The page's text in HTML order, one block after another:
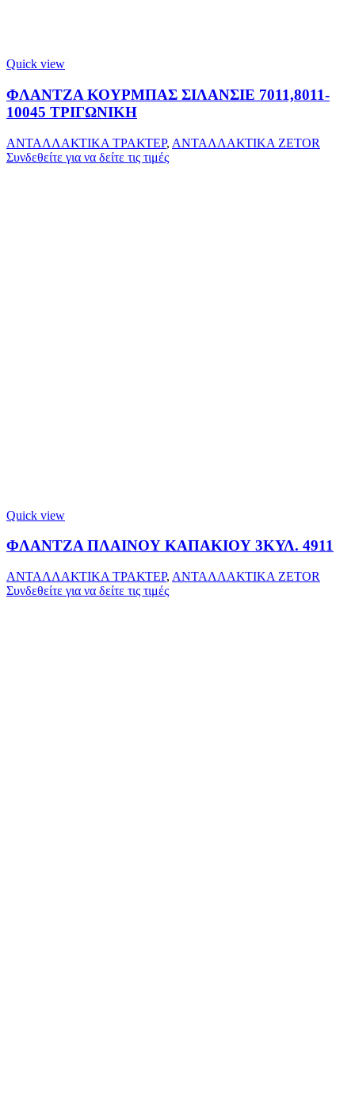
Quick view
ΦΛΑΝΤΖΑ ΚΟΥΡΜΠΑΣ ΣΙΛΑΝΣΙΕ 7011,8011-
10045 ΤΡΙΓΩΝΙΚΗ
ΑΝΤΑΛΛΑΚΤΙΚΑ ΤΡΑΚΤΕΡ, ΑΝΤΑΛΛΑΚΤΙΚΑ ZETOR
Συνδεθείτε για να δείτε τις τιμές
Quick view
ΦΛΑΝΤΖΑ ΠΛΑΙΝΟΥ ΚΑΠΑΚΙΟΥ 3ΚΥΛ. 4911
ΑΝΤΑΛΛΑΚΤΙΚΑ ΤΡΑΚΤΕΡ, ΑΝΤΑΛΛΑΚΤΙΚΑ ZETOR
Συνδεθείτε για να δείτε τις τιμές